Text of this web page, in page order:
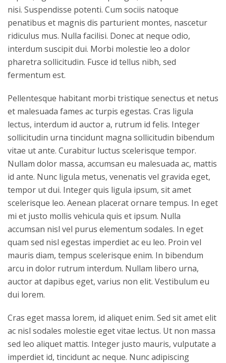
nisi. Suspendisse potenti. Cum sociis natoque
penatibus et magnis dis parturient montes, nascetur
ridiculus mus. Nulla facilisi. Donec at neque odio,
interdum suscipit dui. Morbi molestie leo a dolor
pharetra sollicitudin. Fusce id tellus nibh, sed
fermentum est.
Pellentesque habitant morbi tristique senectus et netus
et malesuada fames ac turpis egestas. Cras ligula
lectus, interdum id auctor a, rutrum id felis. Integer
sollicitudin urna tincidunt magna sollicitudin bibendum
vitae ut ante. Curabitur luctus scelerisque tempor.
Nullam dolor massa, accumsan eu malesuada ac, mattis
id ante. Nunc ligula metus, venenatis vel gravida eget,
tempor ut dui. Integer quis ligula ipsum, sit amet
scelerisque leo. Aenean placerat ornare tempus. In eget
mi et justo mollis vehicula quis et ipsum. Nulla
accumsan nisl vel purus elementum sodales. In eget
quam sed nisl egestas imperdiet ac eu leo. Proin vel
mauris diam, tempus scelerisque enim. In bibendum
arcu in dolor rutrum interdum. Nullam libero urna,
auctor at dapibus eget, varius non elit. Vestibulum eu
dui lorem.
Cras eget massa lorem, id aliquet enim. Sed sit amet elit
ac nisl sodales molestie eget vitae lectus. Ut non massa
sed leo aliquet mattis. Integer justo mauris, vulputate a
imperdiet id, tincidunt ac neque. Nunc adipiscing